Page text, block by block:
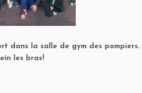
dans la salle de gym des pompiers.
les bras!